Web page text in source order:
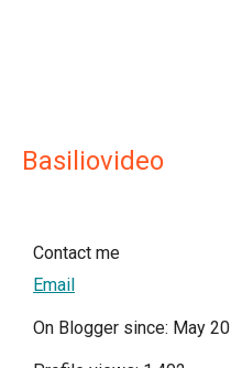
Basiliovideo
Contact me
Email
On Blogger since: May